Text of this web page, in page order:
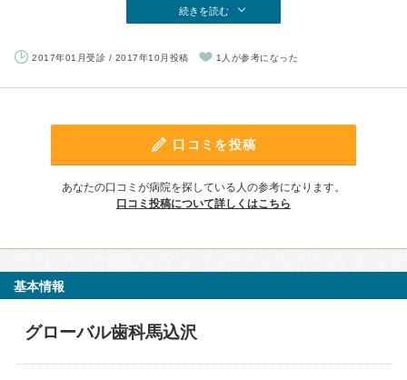
続きを読む
2017年01月受診 / 2017年10月投稿 1人が参考になった
口コミを投稿
あなたの口コミが病院を探している人の参考になります。
口コミ投稿について詳しくはこちら
基本情報
グローバル歯科馬込沢